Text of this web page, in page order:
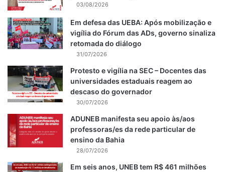
03/08/2026
Em defesa das UEBA: Após mobilização e
vigília do Fórum das ADs, governo sinaliza
retomada do diálogo
31/07/2026
Protesto e vigília na SEC – Docentes das
universidades estaduais reagem ao
descaso do governador
30/07/2026
ADUNEB manifesta seu apoio às/aos
professoras/es da rede particular de
ensino da Bahia
28/07/2026
Em seis anos, UNEB tem R$ 461 milhões